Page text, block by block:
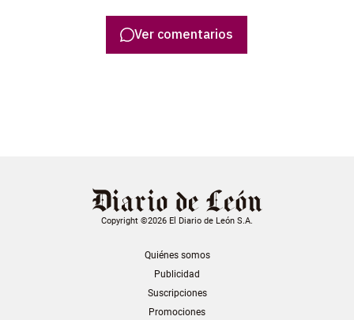
Ver comentarios
Copyright ©2026 El Diario de León S.A.
Quiénes somos
Publicidad
Suscripciones
Promociones